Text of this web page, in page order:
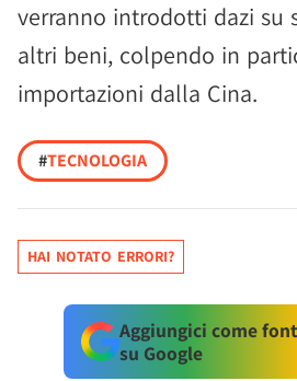
verranno introdotti dazi su
altri beni, colpendo in
importazioni dalla Cina.
#TECNOLOGIA
HAI NOTATO ERRORI?
Aggiungici come
su Google